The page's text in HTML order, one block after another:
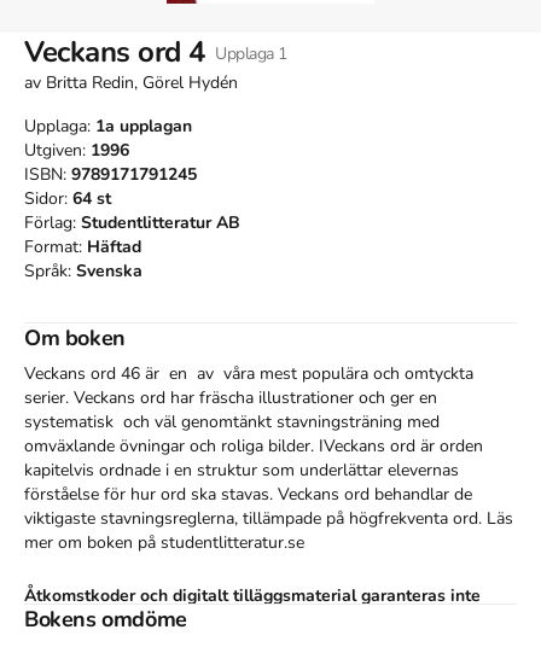
Veckans ord 4 Upplaga 1
av Britta Redin, Görel Hydén
Upplaga: 1a upplagan
Utgiven: 1996
ISBN: 9789171791245
Sidor: 64 st
Förlag: Studentlitteratur AB
Format: Häftad
Språk: Svenska
Om boken
Veckans ord 46 är  en  av  våra mest populära och omtyckta
serier. Veckans ord har fräscha illustrationer och ger en
systematisk  och väl genomtänkt stavningsträning med
omväxlande övningar och roliga bilder. IVeckans ord är orden
kapitelvis ordnade i en struktur som underlättar elevernas
förståelse för hur ord ska stavas. Veckans ord behandlar de
viktigaste stavningsreglerna, tillämpade på högfrekventa ord. Läs
mer om boken på studentlitteratur.se
Åtkomstkoder och digitalt tilläggsmaterial garanteras inte
med begagnade böcker
Bokens omdöme